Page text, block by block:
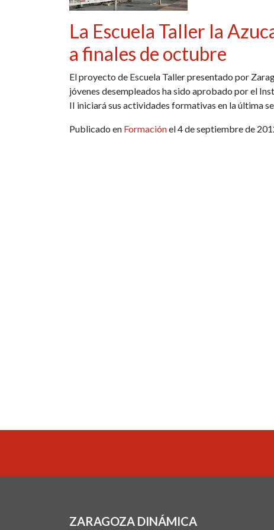
La Escuela Taller la
a finales de octubre
El proyecto de Escuela Taller presentado por
jóvenes desempleados ha sido aprobado por el
II iniciará sus actividades formativas en la última
Publicado en Formaciónel 4 de septiembre de
ZARAGOZA DINÁMICA